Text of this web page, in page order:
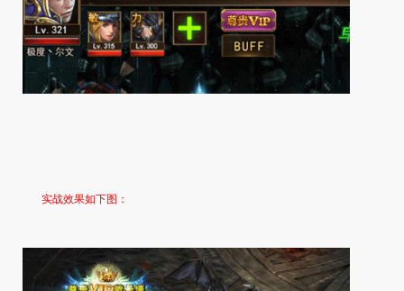
实战效果如下图：